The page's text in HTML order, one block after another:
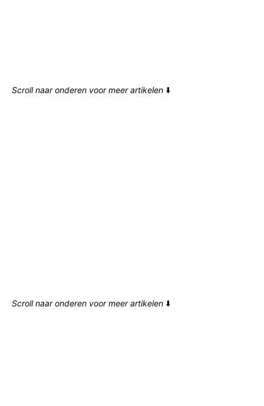
Scroll naar onderen voor meer artikelen ⬇️
Scroll naar onderen voor meer artikelen ⬇️